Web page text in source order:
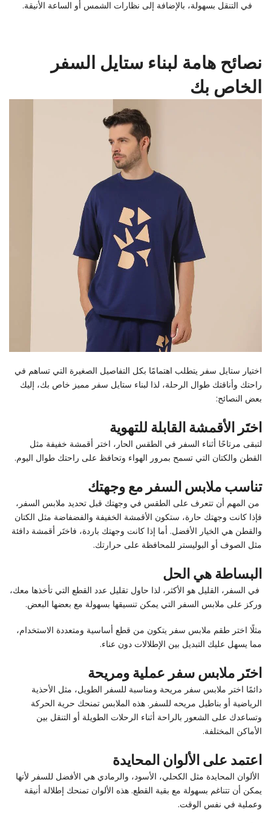
في التنقل بسهولة، بالإضافة إلى نظارات الشمس أو الساعة الأنيقة.
نصائح هامة لبناء ستايل السفر
الخاص بك
اختيار ستايل سفر يتطلب اهتمامًا بكل التفاصيل الصغيرة التي تساهم في
راحتك وأناقتك طوال الرحلة، لذا لبناء ستايل سفر مميز خاص بك، إليك
بعض النصائح:
اختَر الأقمشة القابلة للتهوية
لتبقى مرتاحًا أثناء السفر في الطقس الحار، اختر أقمشة خفيفة مثل
القطن والكتان التي تسمح بمرور الهواء وتحافظ على راحتك طوال اليوم.
تناسب ملابس السفر مع وجهتك
من المهم أن تتعرف على الطقس في وجهتك قبل تحديد ملابس السفر،
فإذا كانت وجهتك حارة، ستكون الأقمشة الخفيفة والفضفاضة مثل الكتان
والقطن هي الخيار الأفضل. أما إذا كانت وجهتك باردة، فاختَر أقمشة دافئة
مثل الصوف أو البوليستر للمحافظة على حرارتك.
البساطة هي الحل
في السفر، القليل هو الأكثر، لذا حاول تقليل عدد القطع التي تأخذها معك،
وركز على ملابس السفر التي يمكن تنسيقها بسهولة مع بعضها البعض.
مثلًا اختر طقم ملابس سفر يتكون من قطع أساسية ومتعددة الاستخدام،
مما يسهل عليك التبديل بين الإطلالات دون عناء.
اختَر ملابس سفر عملية ومريحة
دائمًا اختر ملابس سفر مريحة ومناسبة للسفر الطويل، مثل الأحذية
الرياضية أو بناطيل مريحه للسفر. هذه الملابس تمنحك حرية الحركة
وتساعدك على الشعور بالراحة أثناء الرحلات الطويلة أو التنقل بين
الأماكن المختلفة.
اعتمد على الألوان المحايدة
الألوان المحايدة مثل الكحلي، الأسود، والرمادي هي الأفضل للسفر لأنها
يمكن أن تتناغم بسهولة مع بقية القطع. هذه الألوان تمنحك إطلالة أنيقة
وعملية في نفس الوقت.